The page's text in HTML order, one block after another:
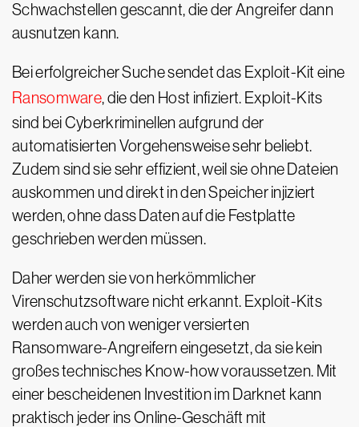
Schwachstellen gescannt, die der Angreifer dann
ausnutzen kann.
Bei erfolgreicher Suche sendet das Exploit-Kit eine
Ransomware, die den Host infiziert. Exploit-Kits
sind bei Cyberkriminellen aufgrund der
automatisierten Vorgehensweise sehr beliebt.
Zudem sind sie sehr effizient, weil sie ohne Dateien
auskommen und direkt in den Speicher injiziert
werden, ohne dass Daten auf die Festplatte
geschrieben werden müssen.
Daher werden sie von herkömmlicher
Virenschutzsoftware nicht erkannt. Exploit-Kits
werden auch von weniger versierten
Ransomware-Angreifern eingesetzt, da sie kein
großes technisches Know-how voraussetzen. Mit
einer bescheidenen Investition im Darknet kann
praktisch jeder ins Online-Geschäft mit